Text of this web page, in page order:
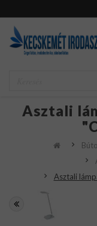
Asztali
Asztali